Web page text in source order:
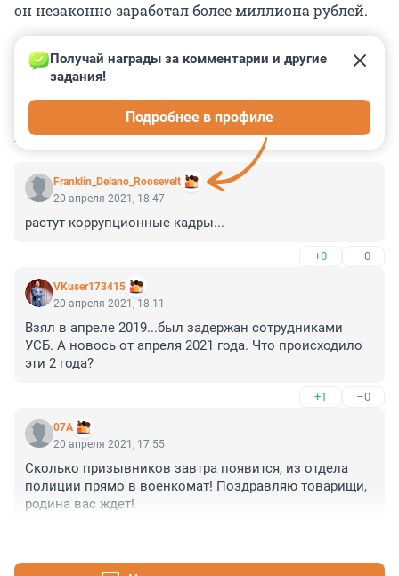
он незаконно заработал более миллиона рублей.
КОММЕНТАРИИ 11
Franklin_Delano_Roosevelt
Получай награды за комментарии и другие
задания!
Подробнее в профиле
20 апреля 2021, 18:47
растут коррупционные кадры...
+0 –0
VKuser173415
20 апреля 2021, 18:11
Взял в апреле 2019...был задержан сотрудниками
УСБ. А новось от апреля 2021 года. Что происходило
эти 2 года?
+1 –0
07A
20 апреля 2021, 17:55
Сколько призывников завтра появится, из отдела
полиции прямо в военкомат! Поздравляю товарищи,
родина вас ждет!